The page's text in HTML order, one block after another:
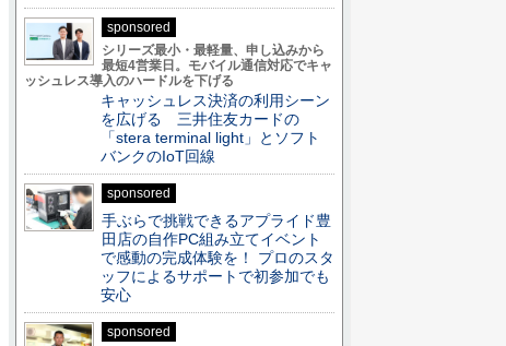
sponsored
シリーズ最小・最軽量、申し込みから
最短4営業日。モバイル通信対応でキャ
ッシュレス導入のハードルを下げる
キャッシュレス決済の利用シーン
を広げる 三井住友カードの
「stera terminal light」とソフト
バンクのIoT回線
sponsored
手ぶらで挑戦できるアプライド豊
田店の自作PC組み立てイベント
で感動の完成体験を！ プロのスタ
ッフによるサポートで初参加でも
安心
sponsored